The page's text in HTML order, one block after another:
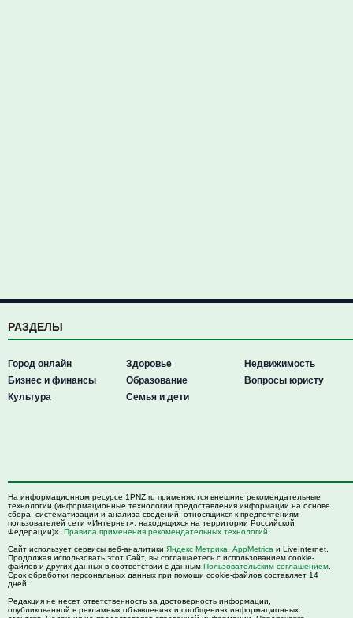
РАЗДЕЛЫ
Город онлайн
Бизнес и финансы
Культура
Здоровье
Образование
Семья и дети
Недвижимость
Вопросы юристу
На информационном ресурсе 1PNZ.ru применяются внешние рекомендательные
технологии (информационные технологии предоставления информации на основе
сбора, систематизации и анализа сведений, относящихся к предпочтениям
пользователей сети «Интернет», находящихся на территории Российской
Федерации)». Правила применения рекомендательных технологий
Сайт использует сервисы веб-аналитики Яндекс Метрика AppMetrica и LiveInternet.
Продолжая использовать этот Сайт, вы соглашаетесь с использованием cookie-
файлов и других данных в соответствии с данным Пользовательским соглашением
Срок обработки персональных данных при помощи cookie-файлов составляет 14
дней.
Редакция не несет ответственность за достоверность информации,
опубликованной в рекламных объявлениях и сообщениях информационных